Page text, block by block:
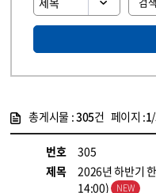
총게시물 :305건 페이지 :1
번호
305
제목
2026년 하반기
14:00)